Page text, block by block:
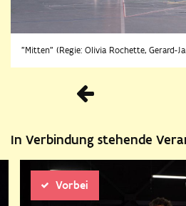
"Mitten" (Regie: Olivia Rochette, Gerard-
In Verbindung stehende
Vorbei